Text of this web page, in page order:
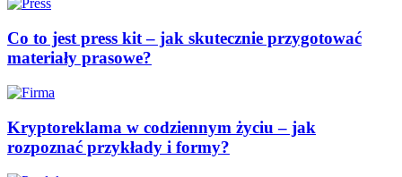
Co to jest press kit – jak skutecznie przygotować
materiały prasowe?
Kryptoreklama w codziennym życiu – jak
rozpoznać przykłady i formy?